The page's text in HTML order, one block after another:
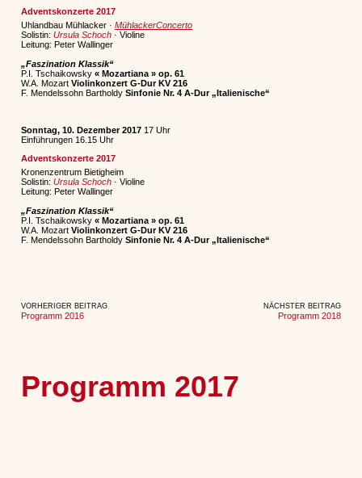
Adventskonzerte 2017
Uhlandbau Mühlacker ·MühlackerConcerto
Solistin:Ursula Schoch · Violine
Leitung: Peter Wallinger
„Faszination Klassik“
P.I. Tschaikowsky« Mozartiana » op. 61
W.A. MozartViolinkonzert G-Dur KV 216
F. Mendelssohn BartholdySinfonie Nr. 4 A-Dur „Italienische“
Sonntag, 10. Dezember 2017 17 Uhr
Einführungen 16.15 Uhr
Adventskonzerte 2017
Kronenzentrum Bietigheim
Solistin:Ursula Schoch · Violine
Leitung: Peter Wallinger
„Faszination Klassik“
P.I. Tschaikowsky« Mozartiana » op. 61
W.A. MozartViolinkonzert G-Dur KV 216
F. Mendelssohn BartholdySinfonie Nr. 4 A-Dur „Italienische“
VORHERIGER BEITRAG
Programm 2016
NÄCHSTER BEITRAG
Programm 2018
Programm 2017